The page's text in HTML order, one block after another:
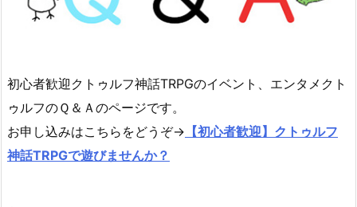
初心者歓迎クトゥルフ神話TRPGのイベント、エンタメクト
ゥルフのＱ＆Ａのページです。
お申し込みはこちらをどうぞ→ 【初心者歓迎】クトゥルフ
神話TRPGで遊びませんか？